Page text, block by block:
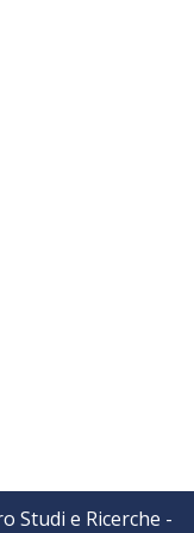
Studi e Ricerche -